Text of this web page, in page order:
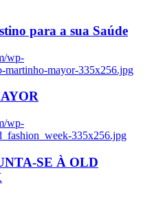
para a sua Saúde
wp-
martinho-mayor-335x256.jpg
wp-
335x256.jpg
SE À OLD